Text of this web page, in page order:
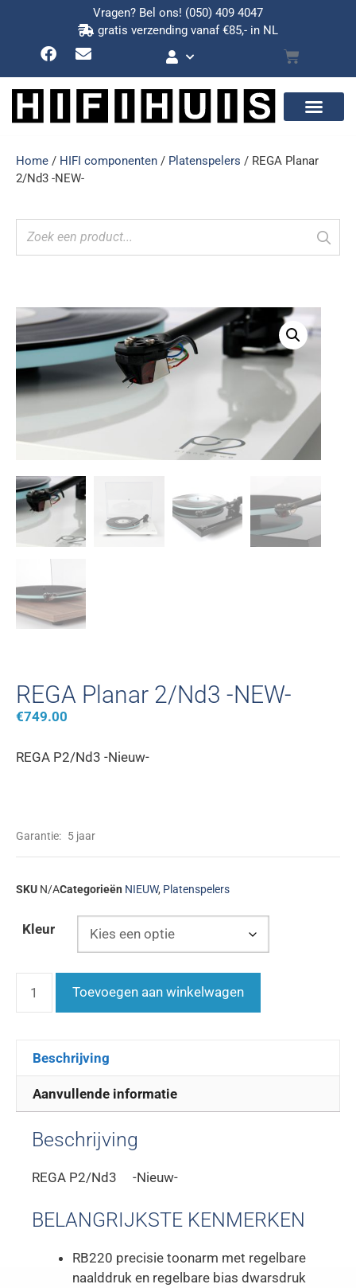
Vragen? Bel ons! (050) 409 4047
gratis verzending vanaf €85,- in NL
Home / HIFI componenten / Platenspelers / REGA Planar
2/Nd3 -NEW-
REGA Planar 2/Nd3 -NEW-
€749.00
REGA P2/Nd3 -Nieuw-
Garantie: 5 jaar
SKU N/ACategorieën NIEUW, Platenspelers
Kleur
Toevoegen aan winkelwagen
Beschrijving
Aanvullende informatie
Beschrijving
REGA P2/Nd3 -Nieuw-
BELANGRIJKSTE KENMERKEN
RB220 precisie toonarm met regelbare
naalddruk en regelbare bias dwarsdruk